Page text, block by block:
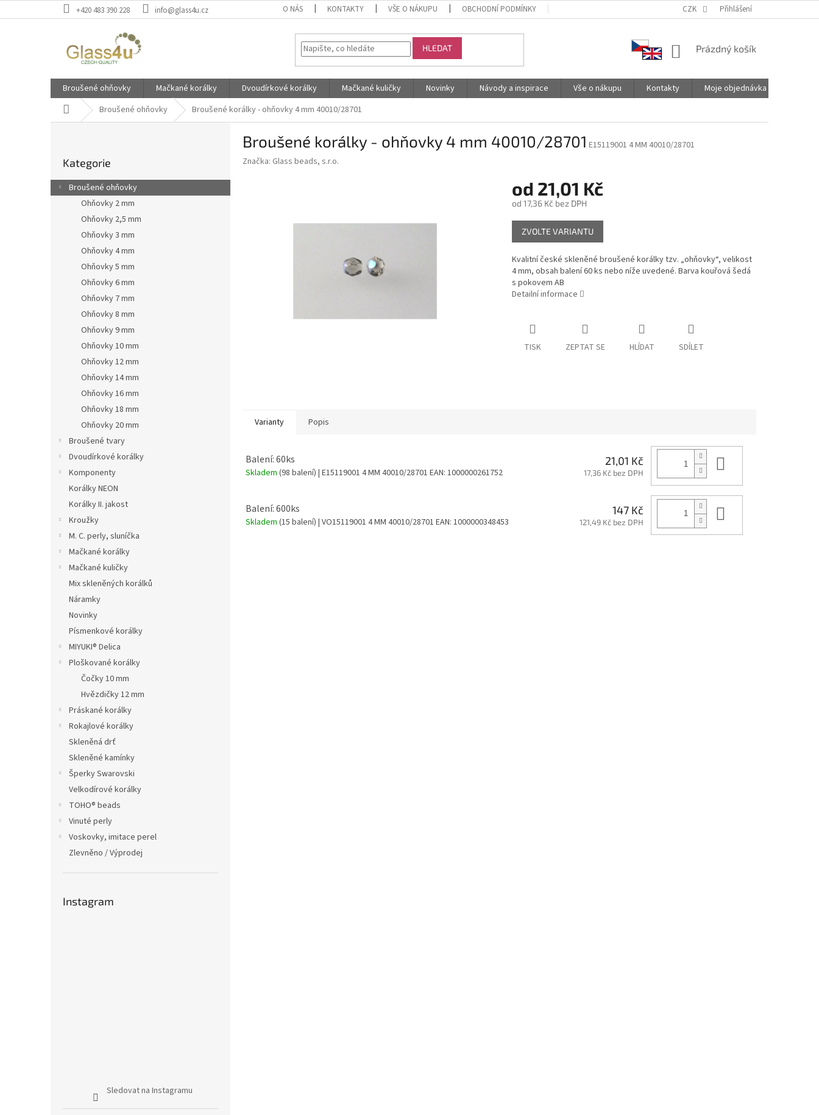
na
+420 483 390 228 info@glass4u.cz O NÁS KONTAKTY VŠE O NÁKUPU OBCHODNÍ PODMÍNKY PODMÍNKY OCHRANY OSOBNÍCH ÚDAJŮ SPOLUPRACUJEME
CZK Přihlášení
HLEDAT
NÁKUPNÍ
Prázdný košík
Broušené ohňovky Mačkané korálky Dvoudírkové korálky Mačkané kuličky Novinky Návody a inspirace Vše o nákupu Kontakty
Moje objednávka
Domů Broušené ohňovky Broušené korálky - ohňovky 4 mm 40010/28701
r
a
kategorie
Kategorie
Broušené ohňovky
Ohňovky 2 mm
Ohňovky 2,5 mm
Ohňovky 3 mm
Ohňovky 4 mm
Ohňovky 5 mm
Ohňovky 6 mm
Ohňovky 7 mm
Ohňovky 8 mm
Ohňovky 9 mm
Ohňovky 10 mm
Ohňovky 12 mm
Ohňovky 14 mm
Ohňovky 16 mm
Ohňovky 18 mm
Ohňovky 20 mm
Broušené tvary
Dvoudírkové korálky
Komponenty
Korálky NEON
Korálky II. jakost
Kroužky
M. C. perly, sluníčka
Mačkané korálky
Mačkané kuličky
Mix skleněných korálků
Náramky
Novinky
Písmenkové korálky
MIYUKI® Delica
Ploškované korálky
Čočky 10 mm
Hvězdičky 12 mm
Práskané korálky
Rokajlové korálky
Skleněná drť
Skleněné kamínky
Šperky Swarovski
Velkodírové korálky
TOHO® beads
Vinuté perly
Voskovky, imitace perel
Zlevněno / Výprodej
Instagram
Sledovat na Instagramu
Broušené korálky - ohňovky 4 mm 40010/28701 E15119001 4 MM 40010/28701
Značka: Glass beads, s.r.o.
od 21,01 Kč
od 17,36 Kčbez DPH
Měrná
cena:
ZVOLTE VARIANTU
Kvalitní české skleněné broušené korálky tzv. „ohňovky“, velikost
4 mm, obsah balení 60 ks nebo níže uvedené. Barva kouřová šedá
s pokovem AB
Detailní informace
TISK ZEPTAT SE HLÍDAT SDÍLET
Varianty Popis
Balení: 60ks
Skladem (98 balení) | E15119001 4 MM 40010/28701 EAN: 1000000261752
21,01 Kč
17,36 Kč bez DPH
Balení: 600ks
Skladem (15 balení) | VO15119001 4 MM 40010/28701 EAN: 1000000348453
147 Kč
121,49 Kč bez DPH